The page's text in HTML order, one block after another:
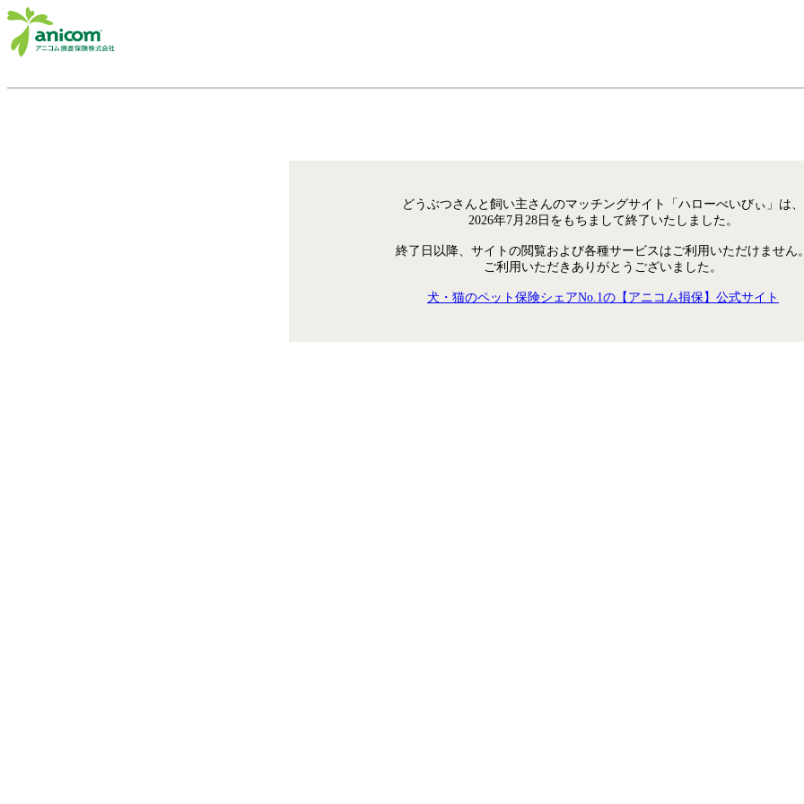
どうぶつさんと飼い主さんのマッチングサイト「ハローべいびぃ」は、
2026年7月28日をもちまして終了いたしました。
終了日以降、サイトの閲覧および各種サービスはご利用いただけません
ご利用いただきありがとうございました。
犬・猫のペット保険シェアNo.1の【アニコム損保】公式サイト